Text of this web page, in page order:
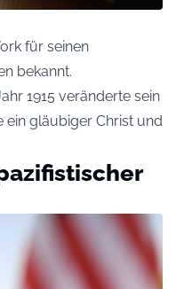
für seinen
bekannt.
1915 veränderte sein
gläubiger Christ und